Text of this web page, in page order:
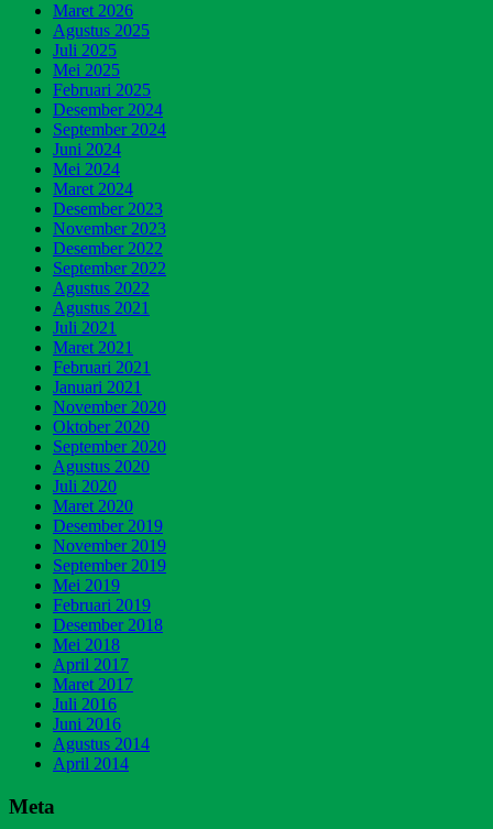
Maret 2026
Agustus 2025
Juli 2025
Mei 2025
Februari 2025
Desember 2024
September 2024
Juni 2024
Mei 2024
Maret 2024
Desember 2023
November 2023
Desember 2022
September 2022
Agustus 2022
Agustus 2021
Juli 2021
Maret 2021
Februari 2021
Januari 2021
November 2020
Oktober 2020
September 2020
Agustus 2020
Juli 2020
Maret 2020
Desember 2019
November 2019
September 2019
Mei 2019
Februari 2019
Desember 2018
Mei 2018
April 2017
Maret 2017
Juli 2016
Juni 2016
Agustus 2014
April 2014
Meta